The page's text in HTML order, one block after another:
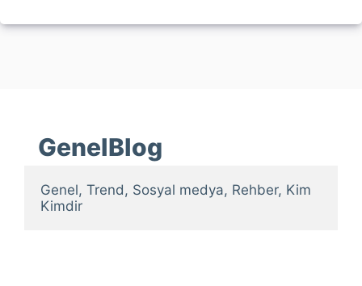
GenelBlog
Genel, Trend, Sosyal medya, Rehber, Kim
Kimdir